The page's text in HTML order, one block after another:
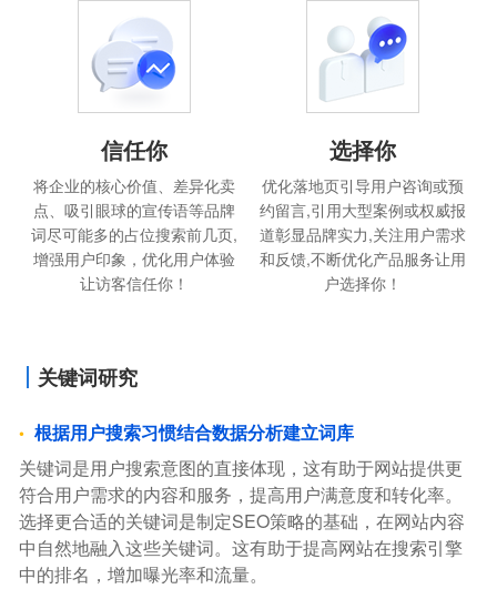
信任你
将企业的核心价值、差异化卖
点、吸引眼球的宣传语等品牌
词尽可能多的占位搜索前几页,
增强用户印象，优化用户体验
让访客信任你！
选择你
优化落地页引导用户咨询或预
约留言,引用大型案例或权威报
道彰显品牌实力,关注用户需求
和反馈,不断优化产品服务让用
户选择你！
关键词研究
根据用户搜索习惯结合数据分析建立词库
关键词是用户搜索意图的直接体现，这有助于网站提供更
符合用户需求的内容和服务，提高用户满意度和转化率。
选择更合适的关键词是制定SEO策略的基础，在网站内容
中自然地融入这些关键词。这有助于提高网站在搜索引擎
中的排名，增加曝光率和流量。